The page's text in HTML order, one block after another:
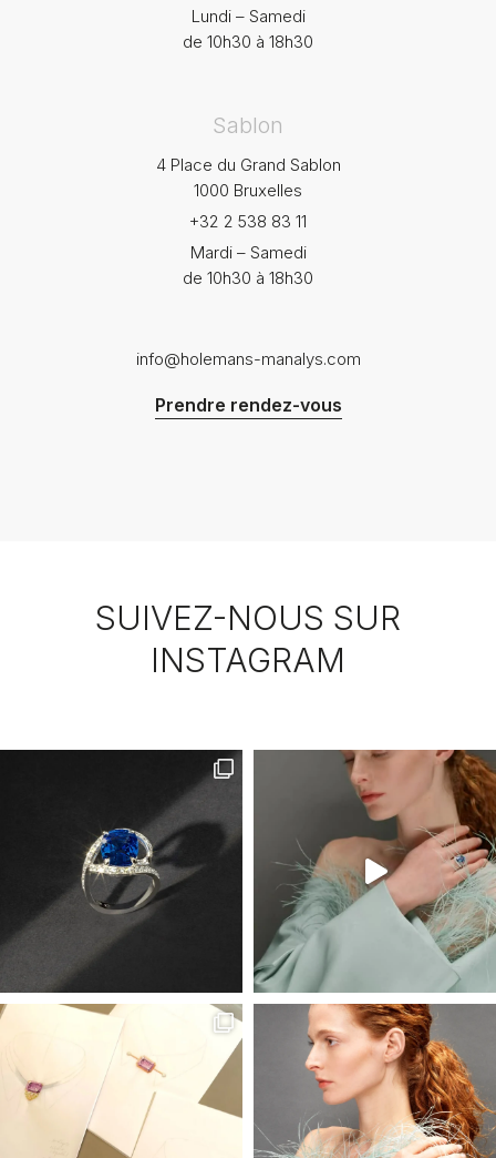
Lundi – Samedi
de 10h30 à 18h30
Sablon
4 Place du Grand Sablon
1000 Bruxelles
+32 2 538 83 11
Mardi – Samedi
de 10h30 à 18h30
info@holemans-manalys.com
Prendre rendez-vous
SUIVEZ-NOUS SUR
INSTAGRAM